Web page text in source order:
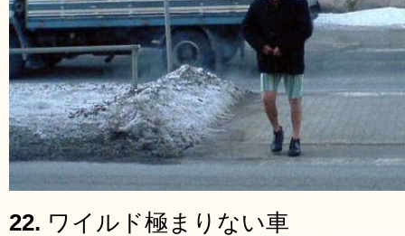
22. ワイルド極まりない車